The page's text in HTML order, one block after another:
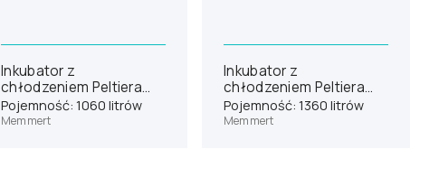
Inkubator z
chłodzeniem Peltiera
Memmert IPP1060eco
Pojemność: 1060 litrów
Memmert
Inkubator z
chłodzeniem Peltiera
Memmert IPP1400eco
Pojemność: 1360 litrów
Memmert